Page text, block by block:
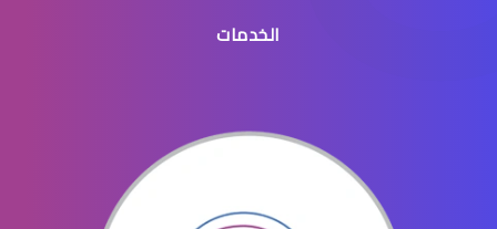
الخدمات